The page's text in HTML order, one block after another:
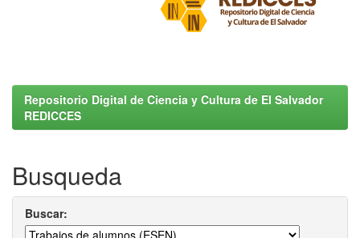
Repositorio Digital de Ciencia y Cultura de El Salvador
REDICCES
Busqueda
Buscar: